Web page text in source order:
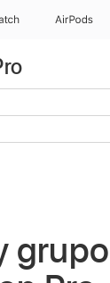
AirPods